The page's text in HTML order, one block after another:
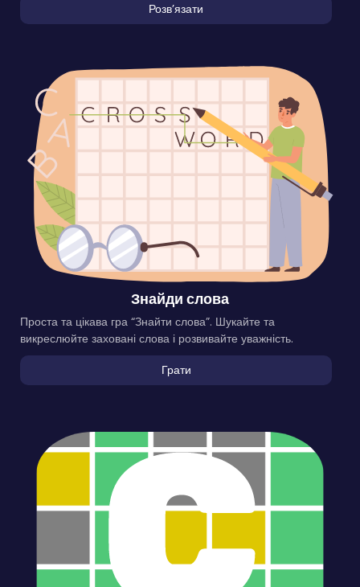
Розвʼязати
Знайди слова
Проста та цікава гра “Знайти слова”. Шукайте та
викреслюйте заховані слова і розвивайте уважність.
Грати